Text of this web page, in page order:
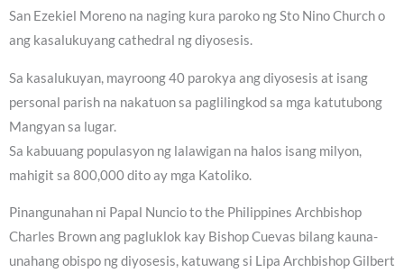
San Ezekiel Moreno na naging kura paroko ng Sto Nino Church o
ang kasalukuyang cathedral ng diyosesis.
Sa kasalukuyan, mayroong 40 parokya ang diyosesis at isang
personal parish na nakatuon sa paglilingkod sa mga katutubong
Mangyan sa lugar.
Sa kabuuang populasyon ng lalawigan na halos isang milyon,
mahigit sa 800,000 dito ay mga Katoliko.
Pinangunahan ni Papal Nuncio to the Philippines Archbishop
Charles Brown ang pagluklok kay Bishop Cuevas bilang kauna-
unahang obispo ng diyosesis, katuwang si Lipa Archbishop Gilbert